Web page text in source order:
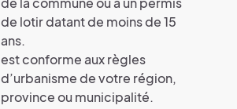
de lotir datant de moins de 15
ans.
est conforme aux règles
d’urbanisme de votre région,
province ou municipalité.